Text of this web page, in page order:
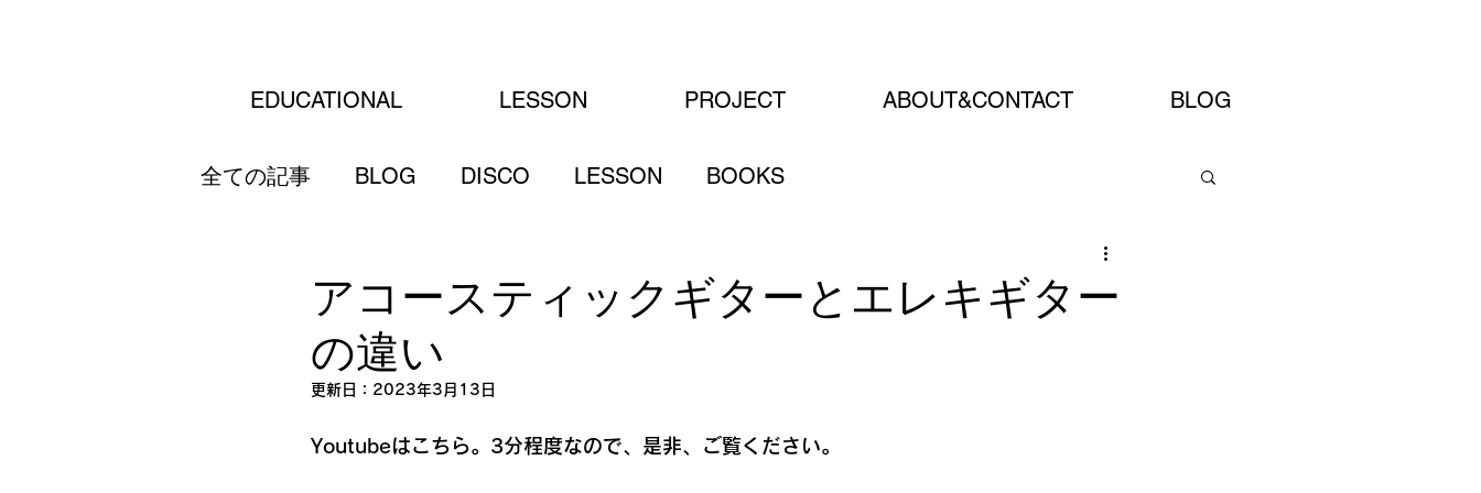
EDUCATIONAL LESSON PROJECT ABOUT&CONTACT BLOG
全ての記事 BLOG DISCO LESSON BOOKS
アコースティックギターとエレキギター
の違い
更新日： 2023年3月13日
Youtubeはこちら。3分程度なので、是非、ご覧ください。